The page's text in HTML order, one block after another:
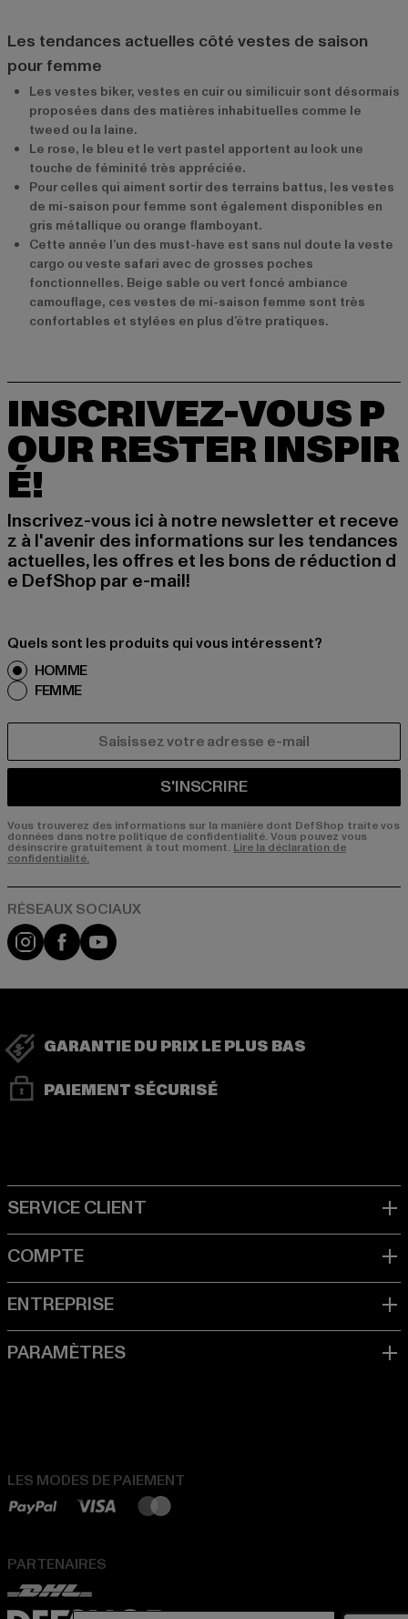
Les tendances actuelles côté vestes de saison
pour femme
Les vestes biker, vestes en cuir ou similicuir sont désormais
proposées dans des matières inhabituelles comme le
tweed ou la laine.
Le rose, le bleu et le vert pastel apportent au look une
touche de féminité très appréciée.
Pour celles qui aiment sortir des terrains battus, les vestes
de mi-saison pour femme sont également disponibles en
gris métallique ou orange flamboyant.
Cette année l’un des must-have est sans nul doute la veste
cargo ou veste safari avec de grosses poches
fonctionnelles. Beige sable ou vert foncé ambiance
camouflage, ces vestes de mi-saison femme sont très
confortables et stylées en plus d’être pratiques.
INSCRIVEZ-VOUS P
OUR RESTER INSPIR
É!
Inscrivez-vous ici à notre newsletter et receve
z à l'avenir des informations sur les tendances
actuelles, les offres et les bons de réduction d
e DefShop par e-mail!
Quels sont les produits qui vous intéressent?
HOMME
FEMME
S'INSCRIRE
Vous trouverez des informations sur la manière dont DefShop traite vos
données dans notre politique de confidentialité. Vous pouvez vous
désinscrire gratuitement à tout moment. Lire la déclaration de
confidentialité.
Visit our Instagram page:
Visit our Facebook page:
Visit our YouTube channel:
GARANTIE DU PRIX LE PLUS BAS
PAIEMENT SÉCURISÉ
LES MODES DE PAIEMENT
PARTENAIRES